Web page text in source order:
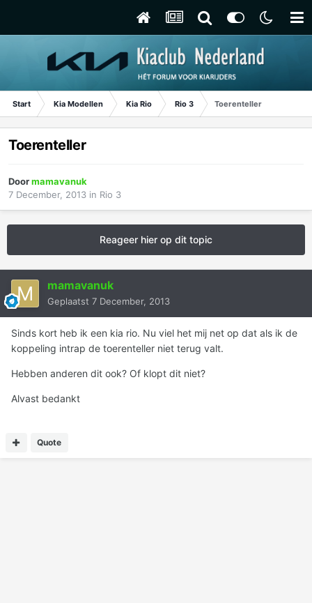
Start Kia Modellen Kia Rio Rio 3 Toerenteller
Toerenteller
Doormamavanuk
7 December, 2013 in Rio 3
Reageer hier op dit topic
mamavanuk
Geplaatst 7 December, 2013
Sinds kort heb ik een kia rio. Nu viel het mij net op dat als ik de
koppeling intrap de toerenteller niet terug valt.
Hebben anderen dit ook? Of klopt dit niet?
Alvast bedankt
Quote